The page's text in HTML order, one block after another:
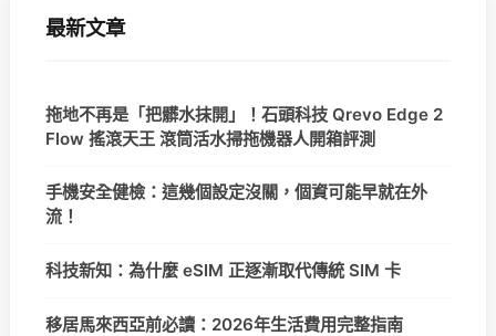
最新文章
拖地不再是「把髒水抹開」！石頭科技 Qrevo Edge 2
Flow 搖滾天王 滾筒活水掃拖機器人開箱評測
手機安全健檢：這幾個設定沒關，個資可能早就在外
流！
科技新知：為什麼 eSIM 正逐漸取代傳統 SIM 卡
移居馬來西亞前必讀：2026年生活費用完整指南